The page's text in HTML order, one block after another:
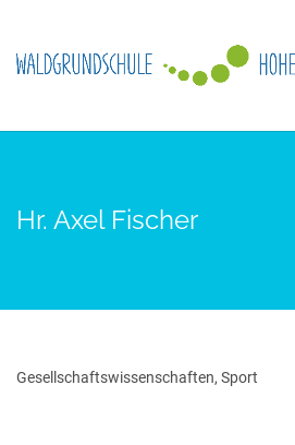
Hr. Axel Fischer
Gesellschaftswissenschaften, Sport